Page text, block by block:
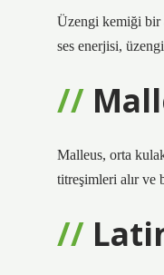
Üzengi kemiği bir
ses enerjisi,
Malleus, orta
titreşimleri alır ve